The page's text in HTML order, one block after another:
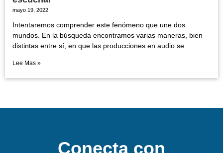
mayo 19, 2022
Intentaremos comprender este fenómeno que une dos
mundos. En la búsqueda encontramos varias maneras, bien
distintas entre sí, en que las producciones en audio se
Lee Mas »
Conecta con